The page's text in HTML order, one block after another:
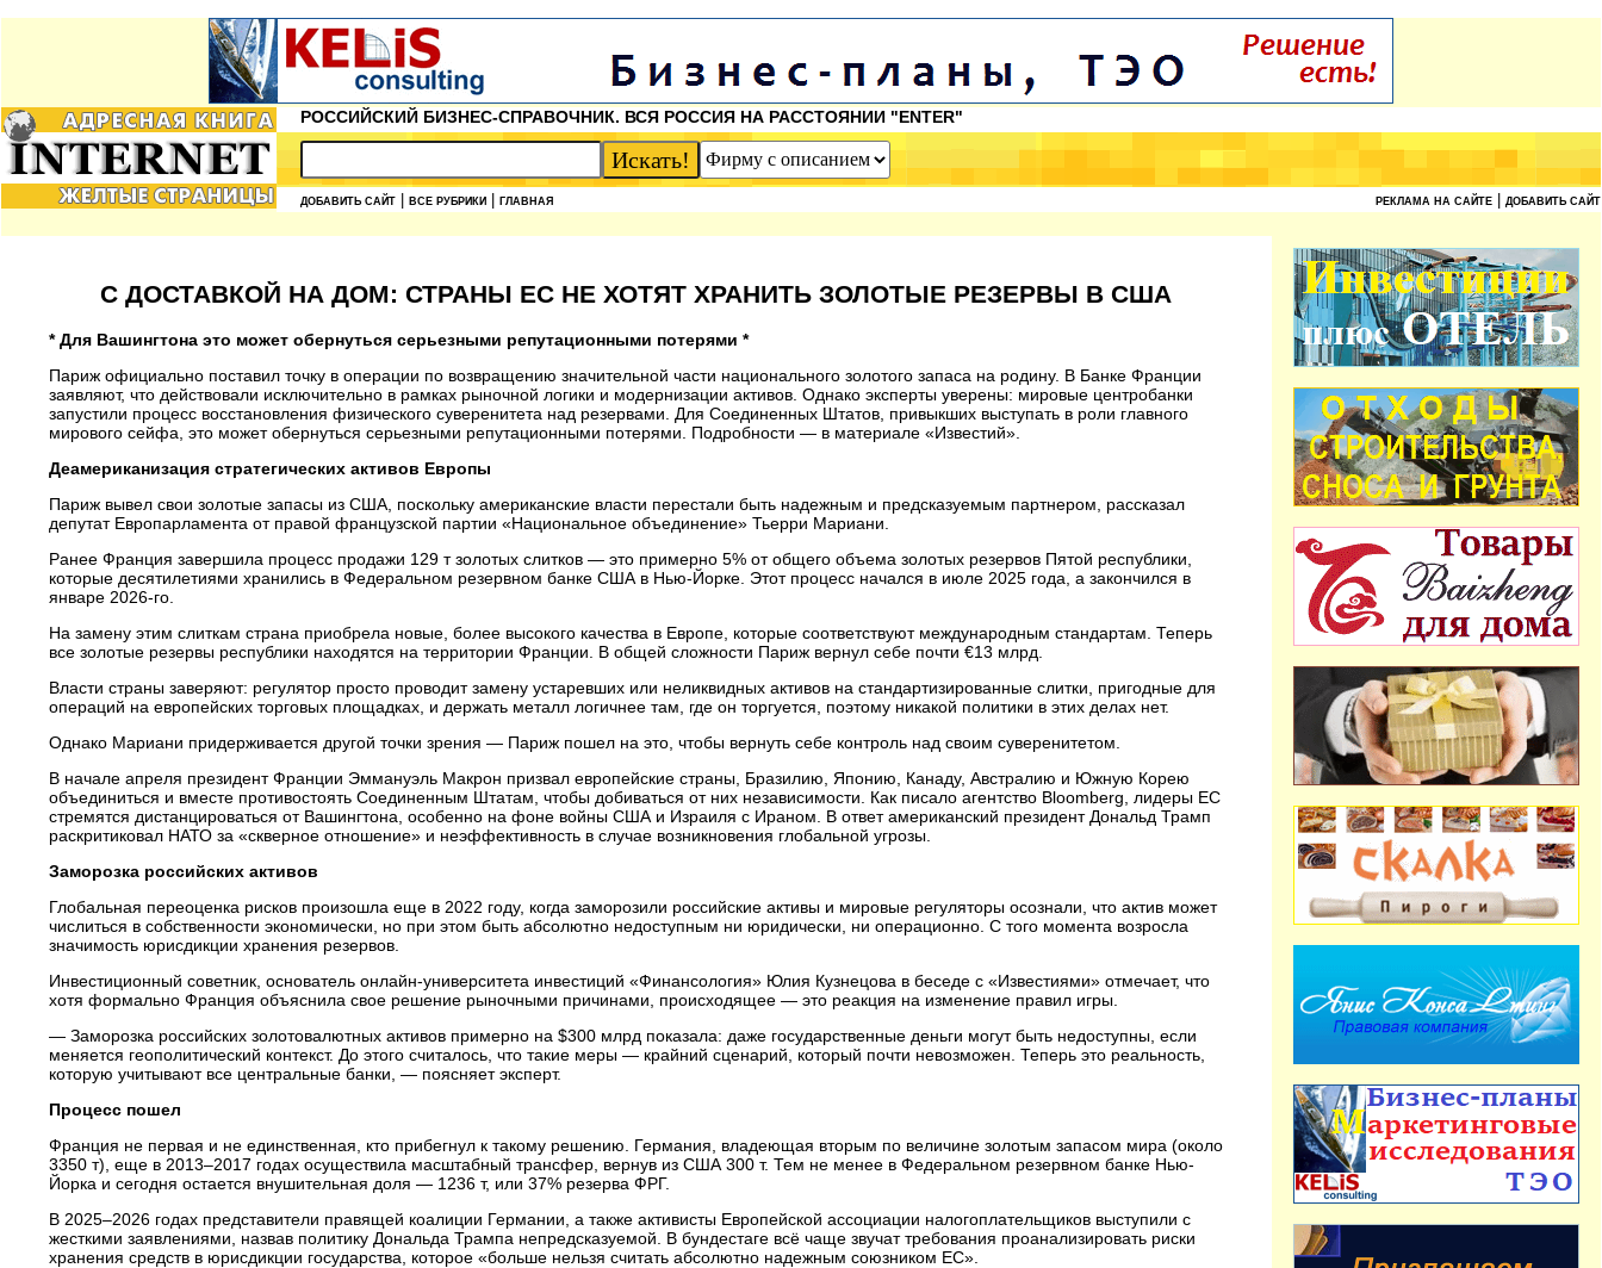
РОССИЙСКИЙ БИЗНЕС-СПРАВОЧНИК. ВСЯ РОССИЯ НА РАССТОЯНИИ "ENTER"
ДОБАВИТЬ САЙТ ВСЕ РУБРИКИ ГЛАВНАЯ РЕКЛАМА НА САЙТЕ ДОБАВИТЬ САЙТ
С ДОСТАВКОЙ НА ДОМ: СТРАНЫ ЕС НЕ ХОТЯТ ХРАНИТЬ ЗОЛОТЫЕ РЕЗЕРВЫ В США
* Для Вашингтона это может обернуться серьезными репутационными потерями *
Париж официально поставил точку в операции по возвращению значительной части национального золотого запаса на родину. В Банке Франции
заявляют, что действовали исключительно в рамках рыночной логики и модернизации активов. Однако эксперты уверены: мировые центробанки
запустили процесс восстановления физического суверенитета над резервами. Для Соединенных Штатов, привыкших выступать в роли главного
мирового сейфа, это может обернуться серьезными репутационными потерями. Подробности — в материале «Известий».
Деамериканизация стратегических активов Европы
Париж вывел свои золотые запасы из США, поскольку американские власти перестали быть надежным и предсказуемым партнером, рассказал
депутат Европарламента от правой французской партии «Национальное объединение» Тьерри Мариани.
Ранее Франция завершила процесс продажи 129 т золотых слитков — это примерно 5% от общего объема золотых резервов Пятой республики,
которые десятилетиями хранились в Федеральном резервном банке США в Нью-Йорке. Этот процесс начался в июле 2025 года, а закончился в
январе 2026-го.
На замену этим слиткам страна приобрела новые, более высокого качества в Европе, которые соответствуют международным стандартам. Теперь
все золотые резервы республики находятся на территории Франции. В общей сложности Париж вернул себе почти €13 млрд.
Власти страны заверяют: регулятор просто проводит замену устаревших или неликвидных активов на стандартизированные слитки, пригодные для
операций на европейских торговых площадках, и держать металл логичнее там, где он торгуется, поэтому никакой политики в этих делах нет.
Однако Мариани придерживается другой точки зрения — Париж пошел на это, чтобы вернуть себе контроль над своим суверенитетом.
В начале апреля президент Франции Эммануэль Макрон призвал европейские страны, Бразилию, Японию, Канаду, Австралию и Южную Корею
объединиться и вместе противостоять Соединенным Штатам, чтобы добиваться от них независимости. Как писало агентство Bloomberg, лидеры ЕС
стремятся дистанцироваться от Вашингтона, особенно на фоне войны США и Израиля с Ираном. В ответ американский президент Дональд Трамп
раскритиковал НАТО за «скверное отношение» и неэффективность в случае возникновения глобальной угрозы.
Заморозка российских активов
Глобальная переоценка рисков произошла еще в 2022 году, когда заморозили российские активы и мировые регуляторы осознали, что актив может
числиться в собственности экономически, но при этом быть абсолютно недоступным ни юридически, ни операционно. С того момента возросла
значимость юрисдикции хранения резервов.
Инвестиционный советник, основатель онлайн-университета инвестиций «Финансология» Юлия Кузнецова в беседе с «Известиями» отмечает, что
хотя формально Франция объяснила свое решение рыночными причинами, происходящее — это реакция на изменение правил игры.
— Заморозка российских золотовалютных активов примерно на $300 млрд показала: даже государственные деньги могут быть недоступны, если
меняется геополитический контекст. До этого считалось, что такие меры — крайний сценарий, который почти невозможен. Теперь это реальность,
которую учитывают все центральные банки, — поясняет эксперт.
Процесс пошел
Франция не первая и не единственная, кто прибегнул к такому решению. Германия, владеющая вторым по величине золотым запасом мира (около
3350 т), еще в 2013–2017 годах осуществила масштабный трансфер, вернув из США 300 т. Тем не менее в Федеральном резервном банке Нью-
Йорка и сегодня остается внушительная доля — 1236 т, или 37% резерва ФРГ.
В 2025–2026 годах представители правящей коалиции Германии, а также активисты Европейской ассоциации налогоплательщиков выступили с
жесткими заявлениями, назвав политику Дональда Трампа непредсказуемой. В бундестаге всё чаще звучат требования проанализировать риски
хранения средств в юрисдикции государства, которое «больше нельзя считать абсолютно надежным союзником ЕС».